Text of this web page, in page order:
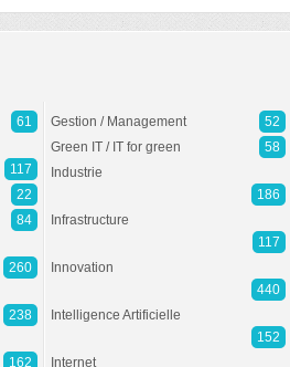
61
117
22
84
260
238
162
Gestion / Management
52
Green IT / IT for green
58
Industrie
186
Infrastructure
117
Innovation
440
Intelligence Artificielle
152
Internet